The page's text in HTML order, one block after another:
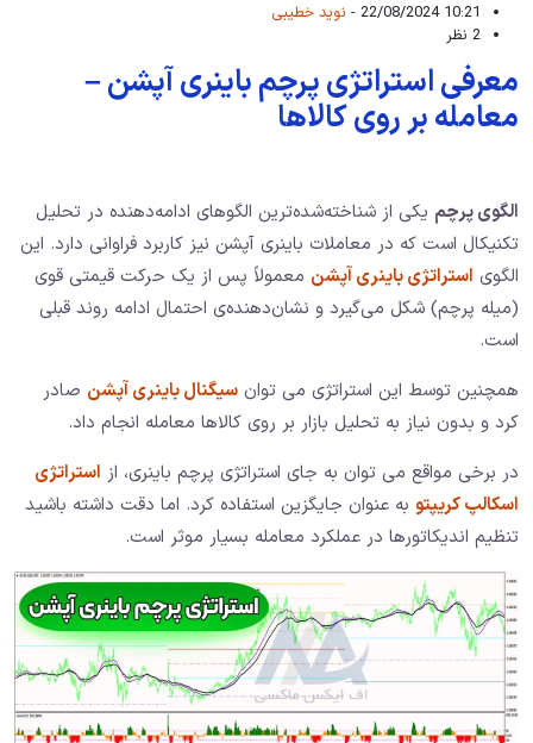
10:21 22/08/2024 -
نوید خطیبی
2 نظر
معرفی استراتژی پرچم باینری آپشن –
معامله بر روی کالاها
الگوی پرچم یکی از شناخته‌شده‌ترین الگوهای ادامه‌دهنده در تحلیل
تکنیکال است که در معاملات باینری آپشن نیز کاربرد فراوانی دارد. این
الگوی استراتژی باینری آپشن معمولاً پس از یک حرکت قیمتی قوی
(میله پرچم) شکل می‌گیرد و نشان‌دهنده‌ی احتمال ادامه روند قبلی
است.
همچنین توسط این استراتژی می توان سیگنال باینری آپشن صادر
کرد و بدون نیاز به تحلیل بازار بر روی کالاها معامله انجام داد.
در برخی مواقع می توان به جای استراتژی پرچم باینری، از استراتژی
اسکالپ کریپتو به عنوان جایگزین استفاده کرد. اما دقت داشته باشید
تنظیم اندیکاتورها در عملکرد معامله بسیار موثر است.